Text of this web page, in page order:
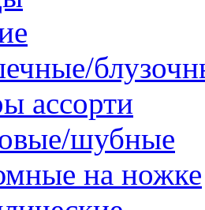
ассорти
шубные
на ножке